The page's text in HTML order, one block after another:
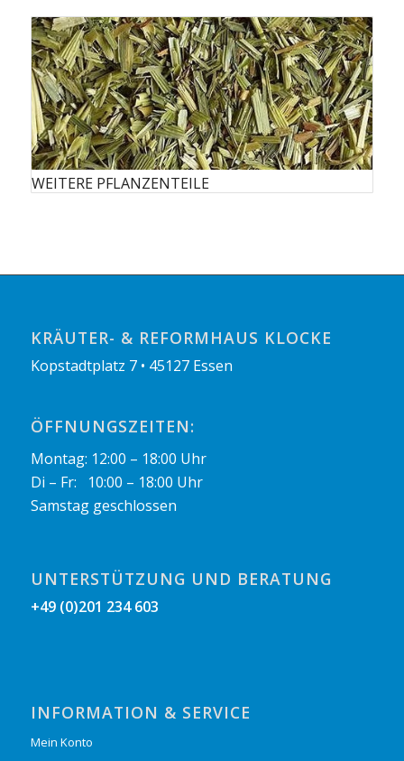
WEITERE PFLANZENTEILE
KRÄUTER- & REFORMHAUS KLOCKE
Kopstadtplatz 7 • 45127 Essen
ÖFFNUNGSZEITEN:
Montag: 12:00 – 18:00 Uhr
Di – Fr: 10:00 – 18:00 Uhr
Samstag geschlossen
UNTERSTÜTZUNG UND BERATUNG
+49 (0)201 234 603
INFORMATION & SERVICE
Mein Konto